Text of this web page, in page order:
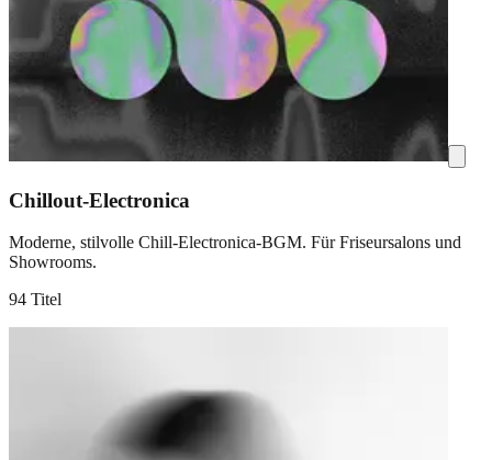
Chillout-Electronica
Moderne, stilvolle Chill-Electronica-BGM. Für Friseursalons und
Showrooms.
94 Titel